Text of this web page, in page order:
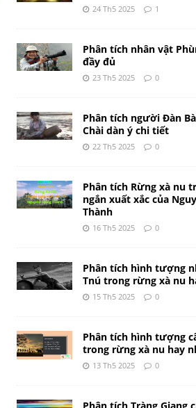
24 Th5 2025 1
Phân tích nhân vật
đầy đủ
23 Th5 2025 0
Phân tích người Đàn
Chài dàn ý chi tiết
22 Th5 2025 0
Phân tích Rừng xà nu
ngắn xuất xắc của
Thành
16 Th5 2025 0
Phân tích hình tượng
Tnú trong rừng xà nu
15 Th5 2025 0
Phân tích hình tượng
trong rừng xà nu hay
13 Th5 2025 0
Phân tích Tràng Giang